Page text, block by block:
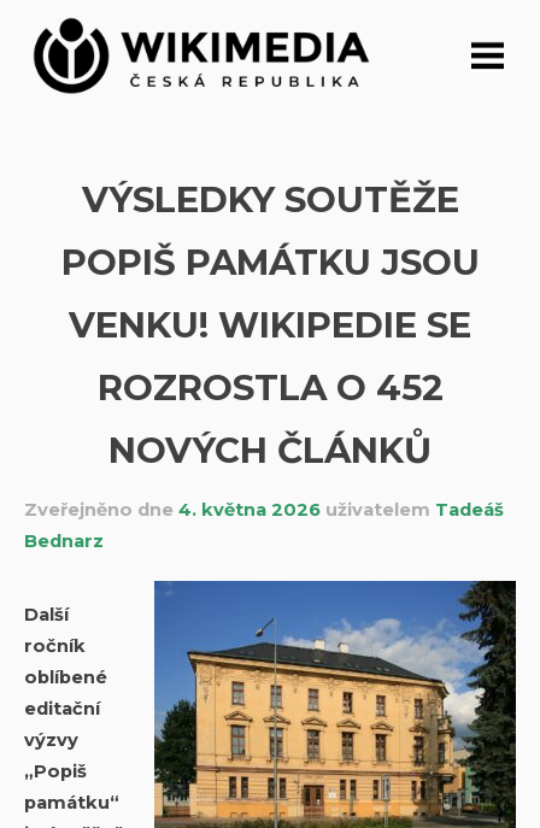
Přeskočit
obsah
VÝSLEDKY SOUTĚŽE
POPIŠ PAMÁTKU JSOU
VENKU! WIKIPEDIE SE
ROZROSTLA O 452
NOVÝCH ČLÁNKŮ
Zveřejněno dne 4. května 2026 uživatelem Tadeáš
Bednarz
Další
ročník
oblíbené
editační
výzvy
„Popiš
památku“